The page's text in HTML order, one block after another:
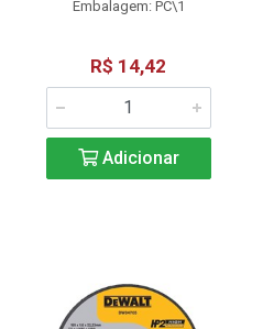
Embalagem: PC\1
R$ 14,42
Adicionar